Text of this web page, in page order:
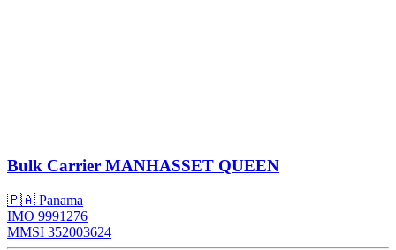
Bulk Carrier MANHASSET QUEEN
🇵🇦 Panama
IMO 9991276
MMSI 352003624